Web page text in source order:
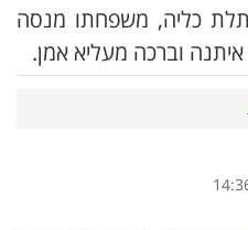
כליה, משפחתו מנסה
וברכה מעליא אמן.